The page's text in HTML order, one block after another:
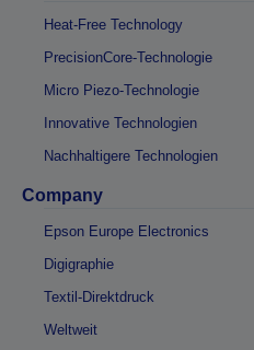
Heat-Free Technology
PrecisionCore-Technologie
Micro Piezo-Technologie
Innovative Technologien
Nachhaltigere Technologien
Company
Epson Europe Electronics
Digigraphie
Textil-Direktdruck
Weltweit